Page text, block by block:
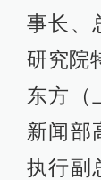
事长、
研究院
东方（
新闻部
执行副